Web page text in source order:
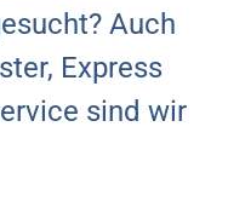
Auch
Express
sind wir